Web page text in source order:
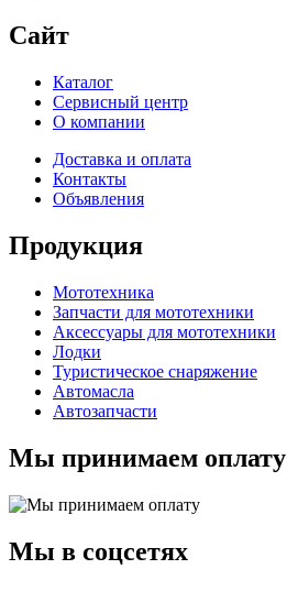
Сайт
Каталог
Сервисный центр
О компании
Доставка и оплата
Контакты
Объявления
Продукция
Мототехника
Запчасти для мототехники
Аксессуары для мототехники
Лодки
Туристическое снаряжение
Автомасла
Автозапчасти
Мы принимаем оплату
Мы в соцсетях